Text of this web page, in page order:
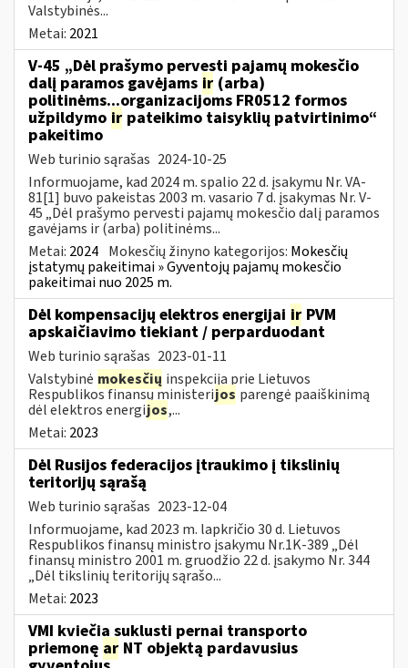
Valstybinės...
Metai: 2021
V-45 „Dėl prašymo pervesti pajamų mokesčio
dalį paramos gavėjams ir (arba)
politinėms...organizacijoms FR0512 formos
užpildymo ir pateikimo taisyklių patvirtinimo“
pakeitimo
Web turinio sąrašas 2024-10-25
Informuojame, kad 2024 m. spalio 22 d. įsakymu Nr. VA-
81[1] buvo pakeistas 2003 m. vasario 7 d. įsakymas Nr. V-
45 „Dėl prašymo pervesti pajamų mokesčio dalį paramos
gavėjams ir (arba) politinėms...
Metai: 2024 Mokesčių žinyno kategorijos: Mokesčių
įstatymų pakeitimai » Gyventojų pajamų mokesčio
pakeitimai nuo 2025 m.
Dėl kompensacijų elektros energijai ir PVM
apskaičiavimo tiekiant / perparduodant
Web turinio sąrašas 2023-01-11
Valstybinė mokesčių inspekcija prie Lietuvos
Respublikos finansų ministerijos parengė paaiškinimą
dėl elektros energijos,...
Metai: 2023
Dėl Rusijos federacijos įtraukimo į tikslinių
teritorijų sąrašą
Web turinio sąrašas 2023-12-04
Informuojame, kad 2023 m. lapkričio 30 d. Lietuvos
Respublikos finansų ministro įsakymu Nr.1K-389 „Dėl
finansų ministro 2001 m. gruodžio 22 d. įsakymo Nr. 344
„Dėl tikslinių teritorijų sąrašo...
Metai: 2023
VMI kviečia suklusti pernai transporto
priemonę ar NT objektą pardavusius